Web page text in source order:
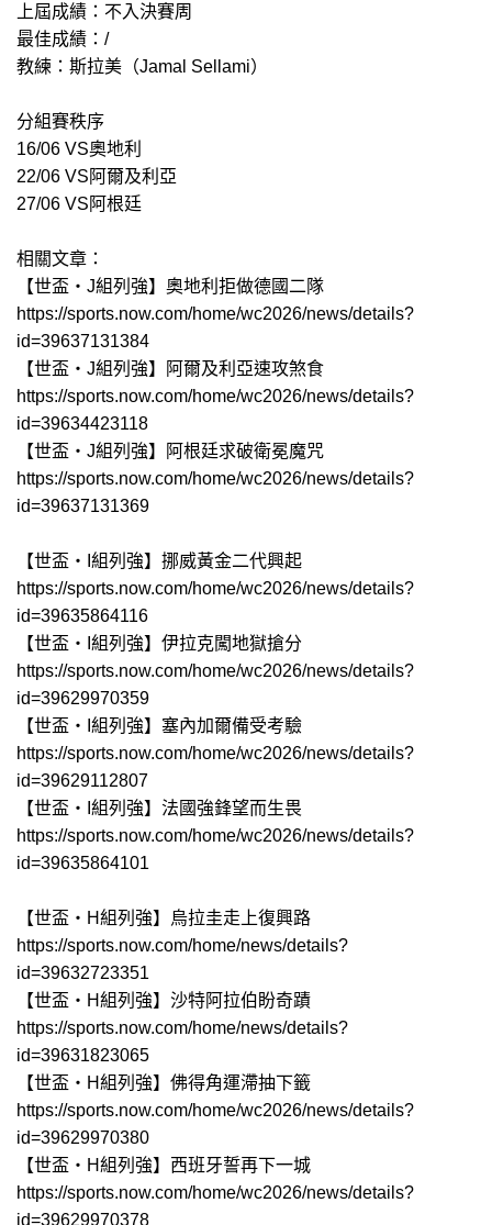
上屆成績：不入決賽周
最佳成績：/
教練：斯拉美（Jamal Sellami）
分組賽秩序
16/06 VS奧地利
22/06 VS阿爾及利亞
27/06 VS阿根廷
相關文章：
【世盃‧J組列強】奧地利拒做德國二隊
https://sports.now.com/home/wc2026/news/details?
id=39637131384
【世盃‧J組列強】阿爾及利亞速攻煞食
https://sports.now.com/home/wc2026/news/details?
id=39634423118
【世盃‧J組列強】阿根廷求破衛冕魔咒
https://sports.now.com/home/wc2026/news/details?
id=39637131369
【世盃‧I組列強】挪威黃金二代興起
https://sports.now.com/home/wc2026/news/details?
id=39635864116
【世盃‧I組列強】伊拉克闖地獄搶分
https://sports.now.com/home/wc2026/news/details?
id=39629970359
【世盃‧I組列強】塞內加爾備受考驗
https://sports.now.com/home/wc2026/news/details?
id=39629112807
【世盃‧I組列強】法國強鋒望而生畏
https://sports.now.com/home/wc2026/news/details?
id=39635864101
【世盃‧H組列強】烏拉圭走上復興路
https://sports.now.com/home/news/details?
id=39632723351
【世盃‧H組列強】沙特阿拉伯盼奇蹟
https://sports.now.com/home/news/details?
id=39631823065
【世盃‧H組列強】佛得角運滯抽下籤
https://sports.now.com/home/wc2026/news/details?
id=39629970380
【世盃‧H組列強】西班牙誓再下一城
https://sports.now.com/home/wc2026/news/details?
id=39629970378